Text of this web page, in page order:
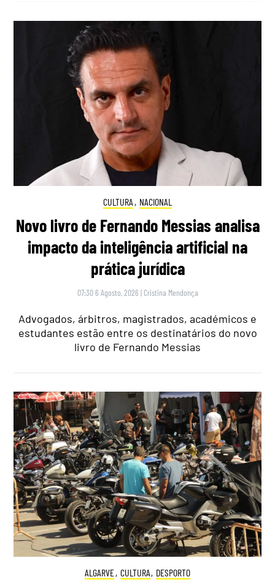
CULTURA , NACIONAL
Novo livro de Fernando Messias analisa
impacto da inteligência artificial na
prática jurídica
07:30 6 Agosto, 2026 | Cristina Mendonça
Advogados, árbitros, magistrados, académicos e
estudantes estão entre os destinatários do novo
livro de Fernando Messias
ALGARVE, CULTURA, DESPORTO